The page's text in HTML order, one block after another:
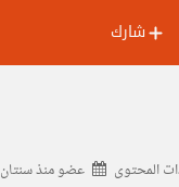
شارك
عضو منذسنتان